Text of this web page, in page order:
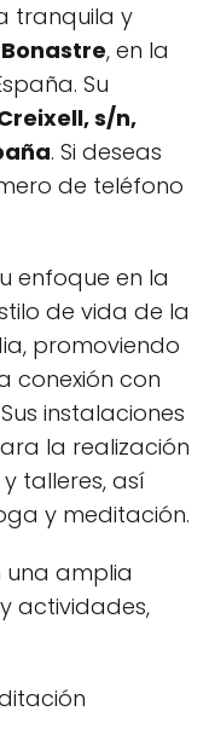
tranquila y
, en la
Su
s/n,
. Si deseas
de teléfono
enfoque en la
de vida de la
promoviendo
conexión con
instalaciones
la realización
talleres, así
y meditación.
amplia
actividades,